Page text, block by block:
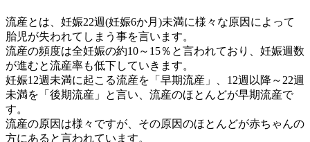
流産とは、妊娠22週(妊娠6か月)未満に様々な原因によって
胎児が失われてしまう事を言います。
流産の頻度は全妊娠の約10～15％と言われており、妊娠週数
が進むと流産率も低下していきます。
妊娠12週未満に起こる流産を「早期流産」、12週以降～22週
未満を「後期流産」と言い、流産のほとんどが早期流産で
す。
流産の原因は様々ですが、その原因のほとんどが赤ちゃんの
方にあると言われています。